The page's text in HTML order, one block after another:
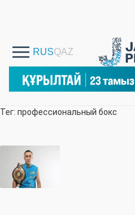
Тег: профессиональный бокс